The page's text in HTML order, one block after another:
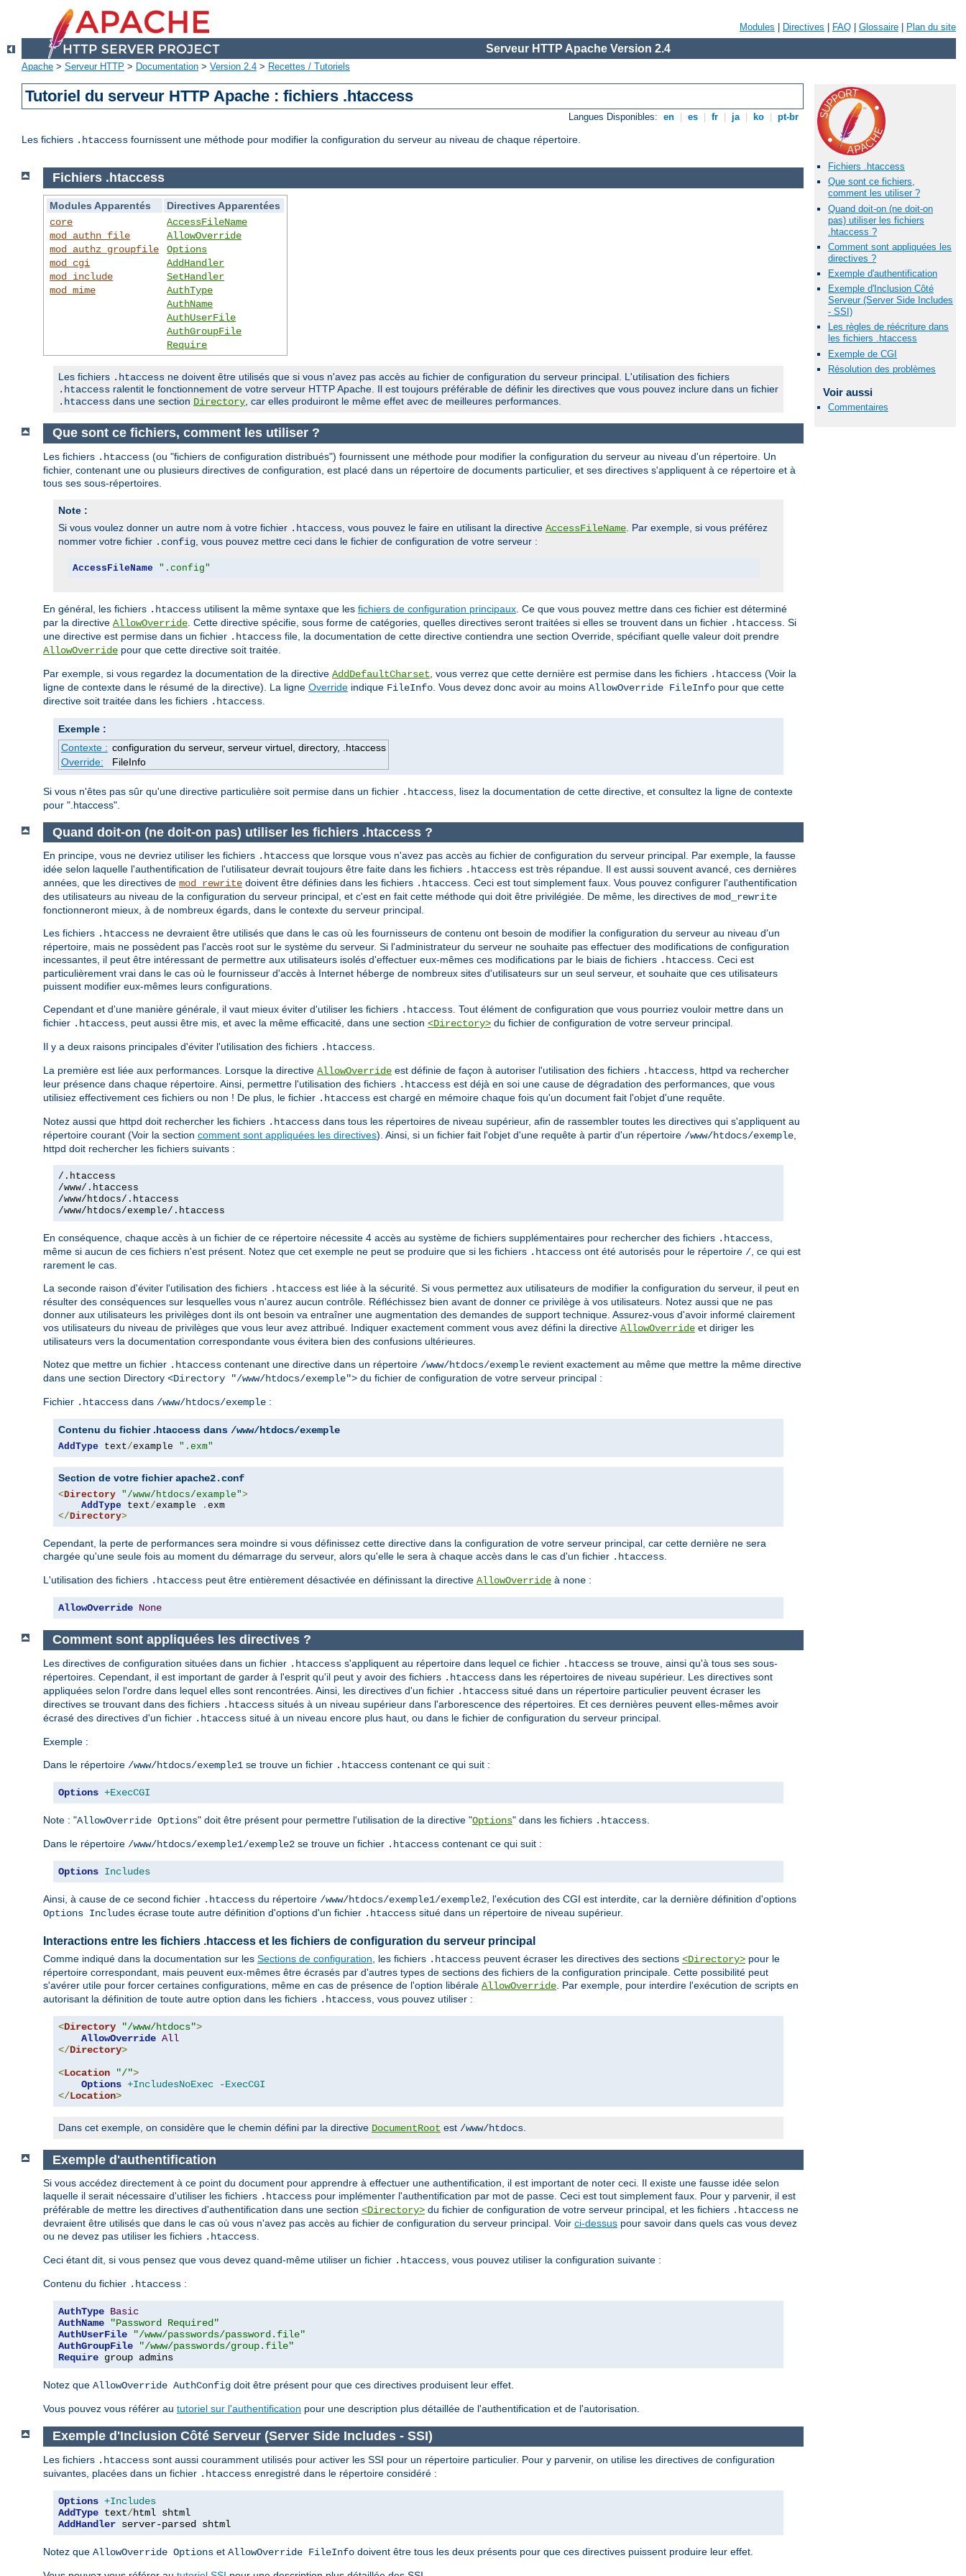
Modules Directives FAQ Glossaire Plan du site
Serveur HTTP Apache Version 2.4
Apache > Serveur HTTP > Documentation > Version 2.4 > Recettes / Tutoriels
Tutoriel du serveur HTTP Apache : fichiers .htaccess
Langues Disponibles: en es fr ja ko pt-br
Les fichiers .htaccess fournissent une méthode pour modifier la configuration du serveur au niveau de chaque répertoire.
Fichiers .htaccess
Que sont ce fichiers,
comment les utiliser ?
Quand doit-on (ne doit-on
pas) utiliser les fichiers
.htaccess ?
Comment sont appliquées les
directives ?
Exemple d'authentification
Exemple d'Inclusion Côté
Serveur (Server Side Includes
- SSI)
Les règles de réécriture dans
les fichiers .htaccess
Exemple de CGI
Résolution des problèmes
Voir aussi
Commentaires
Fichiers .htaccess
Modules Apparentés
Directives Apparentées
core
mod_authn_file
mod_authz_groupfile
mod_cgi
mod_include
mod_mime
AccessFileName
AllowOverride
Options
AddHandler
SetHandler
AuthType
AuthName
AuthUserFile
AuthGroupFile
Require
Les fichiers .htaccess ne doivent être utilisés que si vous n'avez pas accès au fichier de configuration du serveur principal. L'utilisation des fichiers
.htaccess ralentit le fonctionnement de votre serveur HTTP Apache. Il est toujours préférable de définir les directives que vous pouvez inclure dans un fichier
.htaccess dans une section Directory , car elles produiront le même effet avec de meilleures performances.
Que sont ce fichiers, comment les utiliser ?
Les fichiers .htaccess (ou "fichiers de configuration distribués") fournissent une méthode pour modifier la configuration du serveur au niveau d'un répertoire. Un
fichier, contenant une ou plusieurs directives de configuration, est placé dans un répertoire de documents particulier, et ses directives s'appliquent à ce répertoire et à
tous ses sous-répertoires.
Note :
Si vous voulez donner un autre nom à votre fichier .htaccess , vous pouvez le faire en utilisant la directive AccessFileName . Par exemple, si vous préférez
nommer votre fichier .config , vous pouvez mettre ceci dans le fichier de configuration de votre serveur :
AccessFileName ".config"
En général, les fichiers .htaccess utilisent la même syntaxe que les fichiers de configuration principaux . Ce que vous pouvez mettre dans ces fichier est déterminé
par la directive AllowOverride . Cette directive spécifie, sous forme de catégories, quelles directives seront traitées si elles se trouvent dans un fichier .htaccess . Si
une directive est permise dans un fichier .htaccess file, la documentation de cette directive contiendra une section Override, spécifiant quelle valeur doit prendre
AllowOverride pour que cette directive soit traitée.
Par exemple, si vous regardez la documentation de la directive AddDefaultCharset , vous verrez que cette dernière est permise dans les fichiers .htaccess (Voir la
ligne de contexte dans le résumé de la directive). La ligne Override indique FileInfo . Vous devez donc avoir au moins AllowOverride FileInfo pour que cette
directive soit traitée dans les fichiers .htaccess
Exemple :
Contexte : configuration du serveur, serveur virtuel, directory, .htaccess
Override:
FileInfo
Si vous n'êtes pas sûr qu'une directive particulière soit permise dans un fichier .htaccess , lisez la documentation de cette directive, et consultez la ligne de contexte
pour ".htaccess".
Quand doit-on (ne doit-on pas) utiliser les fichiers .htaccess ?
En principe, vous ne devriez utiliser les fichiers .htaccess que lorsque vous n'avez pas accès au fichier de configuration du serveur principal. Par exemple, la fausse
idée selon laquelle l'authentification de l'utilisateur devrait toujours être faite dans les fichiers .htaccess est très répandue. Il est aussi souvent avancé, ces dernières
années, que les directives de mod_rewrite doivent être définies dans les fichiers .htaccess. Ceci est tout simplement faux. Vous pouvez configurer l'authentification
des utilisateurs au niveau de la configuration du serveur principal, et c'est en fait cette méthode qui doit être privilégiée. De même, les directives de mod_rewrite
fonctionneront mieux, à de nombreux égards, dans le contexte du serveur principal.
Les fichiers .htaccess ne devraient être utilisés que dans le cas où les fournisseurs de contenu ont besoin de modifier la configuration du serveur au niveau d'un
répertoire, mais ne possèdent pas l'accès root sur le système du serveur. Si l'administrateur du serveur ne souhaite pas effectuer des modifications de configuration
incessantes, il peut être intéressant de permettre aux utilisateurs isolés d'effectuer eux-mêmes ces modifications par le biais de fichiers .htaccess. Ceci est
particulièrement vrai dans le cas où le fournisseur d'accès à Internet héberge de nombreux sites d'utilisateurs sur un seul serveur, et souhaite que ces utilisateurs
puissent modifier eux-mêmes leurs configurations.
Cependant et d'une manière générale, il vaut mieux éviter d'utiliser les fichiers .htaccess. Tout élément de configuration que vous pourriez vouloir mettre dans un
fichier .htaccess, peut aussi être mis, et avec la même efficacité, dans une section <Directory> du fichier de configuration de votre serveur principal.
Il y a deux raisons principales d'éviter l'utilisation des fichiers .htaccess.
La première est liée aux performances. Lorsque la directive AllowOverride est définie de façon à autoriser l'utilisation des fichiers .htaccess, httpd va rechercher
leur présence dans chaque répertoire. Ainsi, permettre l'utilisation des fichiers .htaccess est déjà en soi une cause de dégradation des performances, que vous
utilisiez effectivement ces fichiers ou non ! De plus, le fichier .htaccess est chargé en mémoire chaque fois qu'un document fait l'objet d'une requête.
Notez aussi que httpd doit rechercher les fichiers .htaccess dans tous les répertoires de niveau supérieur, afin de rassembler toutes les directives qui s'appliquent au
répertoire courant (Voir la section comment sont appliquées les directives). Ainsi, si un fichier fait l'objet d'une requête à partir d'un répertoire /www/htdocs/exemple,
httpd doit rechercher les fichiers suivants :
/.htaccess
/www/.htaccess
/www/htdocs/.htaccess
/www/htdocs/exemple/.htaccess
En conséquence, chaque accès à un fichier de ce répertoire nécessite 4 accès au système de fichiers supplémentaires pour rechercher des fichiers .htaccess,
même si aucun de ces fichiers n'est présent. Notez que cet exemple ne peut se produire que si les fichiers .htaccess ont été autorisés pour le répertoire /, ce qui est
rarement le cas.
La seconde raison d'éviter l'utilisation des fichiers .htaccess est liée à la sécurité. Si vous permettez aux utilisateurs de modifier la configuration du serveur, il peut en
résulter des conséquences sur lesquelles vous n'aurez aucun contrôle. Réfléchissez bien avant de donner ce privilège à vos utilisateurs. Notez aussi que ne pas
donner aux utilisateurs les privilèges dont ils ont besoin va entraîner une augmentation des demandes de support technique. Assurez-vous d'avoir informé clairement
vos utilisateurs du niveau de privilèges que vous leur avez attribué. Indiquer exactement comment vous avez défini la directive AllowOverride et diriger les
utilisateurs vers la documentation correspondante vous évitera bien des confusions ultérieures.
Notez que mettre un fichier .htaccess contenant une directive dans un répertoire /www/htdocs/exemple revient exactement au même que mettre la même directive
dans une section Directory <Directory "/www/htdocs/exemple"> du fichier de configuration de votre serveur principal :
Fichier .htaccess dans /www/htdocs/exemple :
Contenu du fichier .htaccess dans /www/htdocs/exemple
AddType text/example ".exm"
Section de votre fichierapache2.conf
<Directory "/www/htdocs/example">
AddType text/example .
</Directory>
Cependant, la perte de performances sera moindre si vous définissez cette directive dans la configuration de votre serveur principal, car cette dernière ne sera
chargée qu'une seule fois au moment du démarrage du serveur, alors qu'elle le sera à chaque accès dans le cas d'un fichier .htaccess.
L'utilisation des fichiers .htaccess peut être entièrement désactivée en définissant la directive AllowOverride à none :
AllowOverride None
Comment sont appliquées les directives ?
Les directives de configuration situées dans un fichier .htaccess s'appliquent au répertoire dans lequel ce fichier .htaccess se trouve, ainsi qu'à tous ses sous-
répertoires. Cependant, il est important de garder à l'esprit qu'il peut y avoir des fichiers .htaccess dans les répertoires de niveau supérieur. Les directives sont
appliquées selon l'ordre dans lequel elles sont rencontrées. Ainsi, les directives d'un fichier .htaccess situé dans un répertoire particulier peuvent écraser les
directives se trouvant dans des fichiers .htaccess situés à un niveau supérieur dans l'arborescence des répertoires. Et ces dernières peuvent elles-mêmes avoir
écrasé des directives d'un fichier .htaccess situé à un niveau encore plus haut, ou dans le fichier de configuration du serveur principal.
Exemple :
Dans le répertoire /www/htdocs/exemple1 se trouve un fichier .htaccess contenant ce qui suit :
Options +ExecCGI
Note : "AllowOverride Options" doit être présent pour permettre l'utilisation de la directive "Options" dans les fichiers .htaccess
Dans le répertoire /www/htdocs/exemple1/exemple2 se trouve un fichier .htaccess contenant ce qui suit :
Options Includes
Ainsi, à cause de ce second fichier .htaccess du répertoire /www/htdocs/exemple1/exemple2 , l'exécution des CGI est interdite, car la dernière définition d'options
Options Includes écrase toute autre définition d'options d'un fichier .htaccess situé dans un répertoire de niveau supérieur.
Interactions entre les fichiers .htaccess et les fichiers de configuration du serveur principal
Comme indiqué dans la documentation sur les Sections de configuration , les fichiers .htaccess peuvent écraser les directives des sections <Directory> pour le
répertoire correspondant, mais peuvent eux-mêmes être écrasés par d'autres types de sections des fichiers de la configuration principale. Cette possibilité peut
s'avérer utile pour forcer certaines configurations, même en cas de présence de l'option libérale AllowOverride . Par exemple, pour interdire l'exécution de scripts en
autorisant la définition de toute autre option dans les fichiers .htaccess , vous pouvez utiliser :
<Directory "/www/htdocs">
AllowOverride All
</Directory>
<Location "/">
Options +IncludesNoExec
-ExecCGI
</Location>
Dans cet exemple, on considère que le chemin défini par la directive DocumentRoot est /www/htdocs
Exemple d'authentification
Si vous accédez directement à ce point du document pour apprendre à effectuer une authentification, il est important de noter ceci. Il existe une fausse idée selon
laquelle il serait nécessaire d'utiliser les fichiers .htaccess pour implémenter l'authentification par mot de passe. Ceci est tout simplement faux. Pour y parvenir, il est
préférable de mettre les directives d'authentification dans une section <Directory> du fichier de configuration de votre serveur principal, et les fichiers .htaccess ne
devraient être utilisés que dans le cas où vous n'avez pas accès au fichier de configuration du serveur principal. Voir ci-dessus pour savoir dans quels cas vous devez
ou ne devez pas utiliser les fichiers .htaccess.
Ceci étant dit, si vous pensez que vous devez quand-même utiliser un fichier .htaccess, vous pouvez utiliser la configuration suivante :
Contenu du fichier .htaccess :
AuthType Basic
AuthName
"Password Required"
AuthUserFile
"/www/passwords/password.file"
AuthGroupFile
"/www/passwords/group.file"
Require group admins
Notez que AllowOverride AuthConfig doit être présent pour que ces directives produisent leur effet.
Vous pouvez vous référer au tutoriel sur l'authentification pour une description plus détaillée de l'authentification et de l'autorisation.
Exemple d'Inclusion Côté Serveur (Server Side Includes - SSI)
Les fichiers .htaccess sont aussi couramment utilisés pour activer les SSI pour un répertoire particulier. Pour y parvenir, on utilise les directives de configuration
suivantes, placées dans un fichier .htaccess enregistré dans le répertoire considéré :
Options +Includes
AddType text/
AddHandler server-parsed shtml
Notez que AllowOverride Options et AllowOverride FileInfo doivent être tous les deux présents pour que ces directives puissent produire leur effet.